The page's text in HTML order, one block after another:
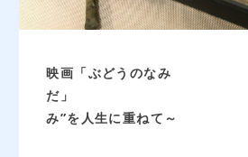
映画「ぶどうのなみ
だ」 ～”大
み”を人生に重ねて～